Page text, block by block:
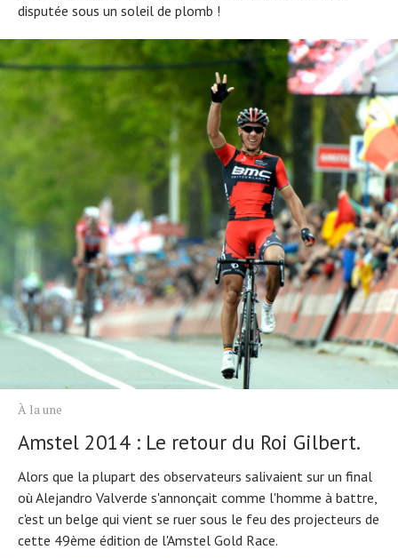
disputée sous un soleil de plomb !
À la une
Amstel 2014 : Le retour du Roi Gilbert.
Alors que la plupart des observateurs salivaient sur un final
où Alejandro Valverde s'annonçait comme l'homme à battre,
c'est un belge qui vient se ruer sous le feu des projecteurs de
cette 49ème édition de l'Amstel Gold Race.